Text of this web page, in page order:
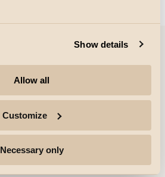
Show details
Allow all
Customize
Necessary only